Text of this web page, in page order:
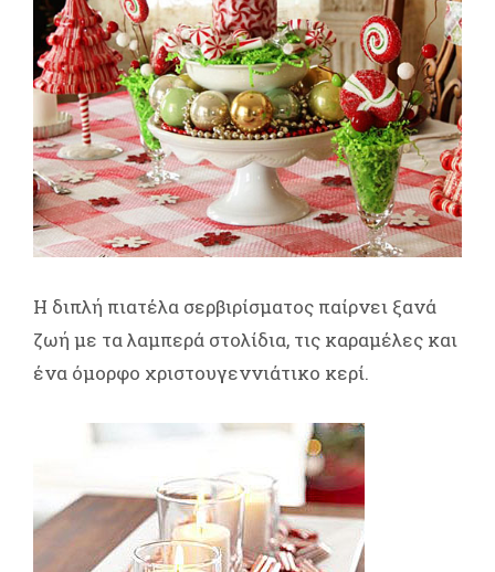
Η διπλή πιατέλα σερβιρίσματος παίρνει ξανά
ζωή με τα λαμπερά στολίδια, τις καραμέλες και
ένα όμορφο χριστουγεννιάτικο κερί.